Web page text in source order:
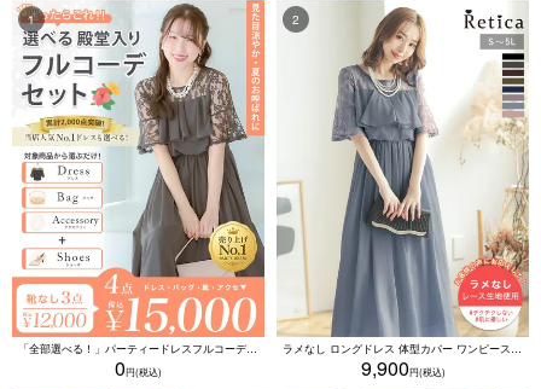
「全部選べる！」パーティードレスフルコーデセット (ドレス1点＋バッグ1点＋アクセ1点+靴1足/4点15000円(税込)/靴なしで12000円(税込))
0
ラメなし ロングドレス 体型カバー ワンピース 敏感肌対応 結婚式 二次会 お呼ばれ 大人 上品 (Sサイズ～5Lサイズ)
9,900